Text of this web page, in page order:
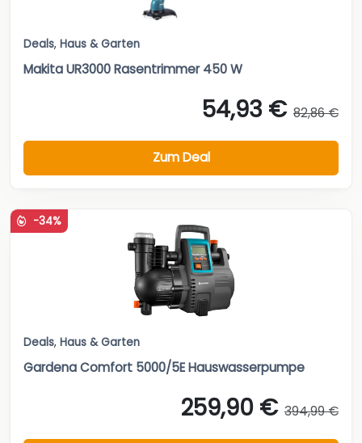
Deals, Haus & Garten
Makita UR3000 Rasentrimmer 450 W
54,93 € 82,86 €
Zum Deal
-34%
Deals, Haus & Garten
Gardena Comfort 5000/5E Hauswasserpumpe
259,90 € 394,99 €